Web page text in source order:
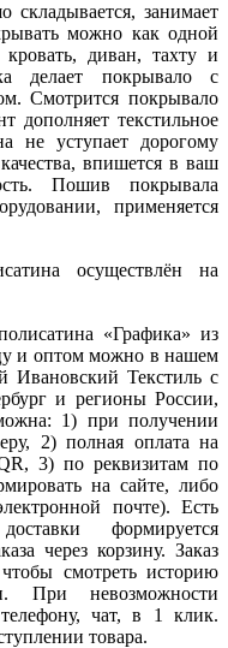
складывается, занимает
можно как одной
диван, тахту и
делает покрывало с
Смотрится покрывало
дополняет текстильное
не уступает дорогому
впишется в ваш
Пошив покрывала
применяется
осуществлён на
«Графика» из
и оптом можно в нашем
Текстиль с
и регионы России,
1) при получении
2) полная оплата на
, 3) по реквизитам по
на сайте, либо
почте). Есть
формируется
через корзину. Заказ
смотреть историю
При невозможности
чат, в 1 клик.
товара.